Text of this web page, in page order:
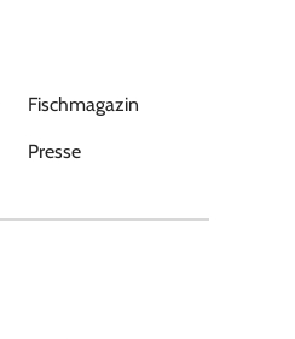
Fischmagazin
Presse